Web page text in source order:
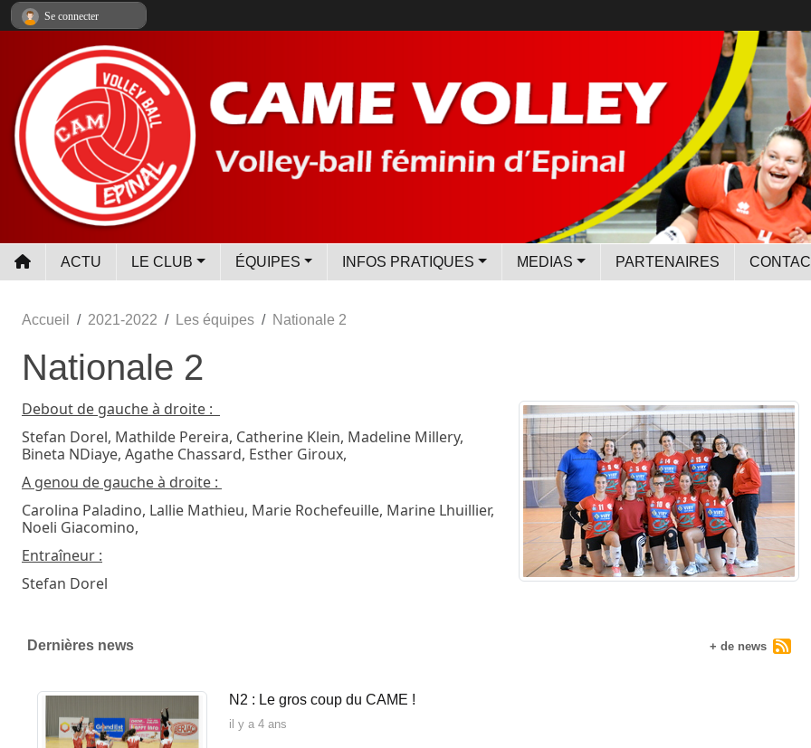
ACTU LE CLUB ÉQUIPES INFOS PRATIQUES MEDIAS PARTENAIRES
Accueil 2021-2022 Les équipes Nationale 2
Nationale 2
Debout de gauche à droite :
Stefan Dorel, Mathilde Pereira, Catherine Klein, Madeline Millery,
Bineta NDiaye, Agathe Chassard, Esther Giroux,
A genou de gauche à droite :
Carolina Paladino, Lallie Mathieu, Marie Rochefeuille, Marine Lhuillier,
Noeli Giacomino,
Entraîneur :
Stefan Dorel
Dernières news
N2 : Le gros coup du CAME !
il y a 4 ans
+ de news
Se connecter
Panneau de gestion des cookies